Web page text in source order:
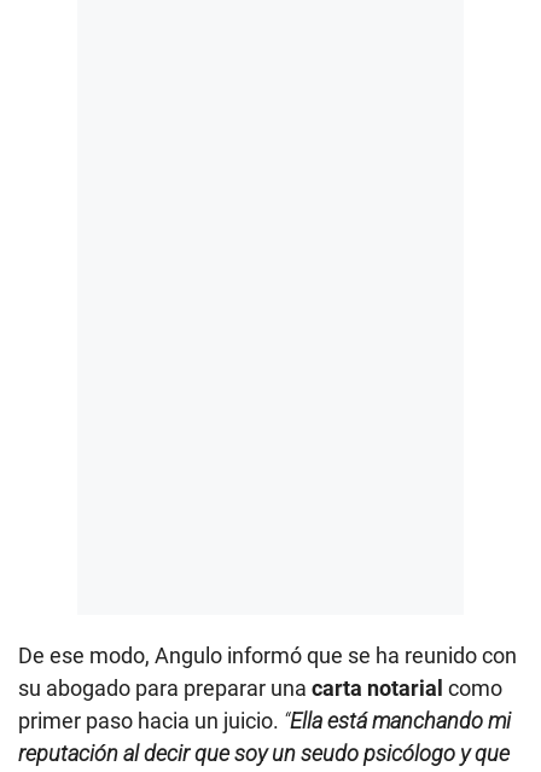
De ese modo, Angulo informó que se ha reunido con
su abogado para preparar una carta notarial como
primer paso hacia un juicio. “Ella está manchando mi
reputación al decir que soy un seudo psicólogo y que